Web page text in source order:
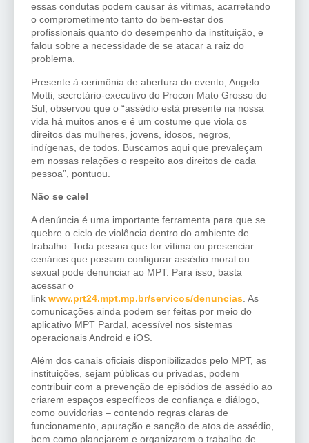
essas condutas podem causar às vítimas, acarretando
o comprometimento tanto do bem-estar dos
profissionais quanto do desempenho da instituição, e
falou sobre a necessidade de se atacar a raiz do
problema.
Presente à cerimônia de abertura do evento, Angelo
Motti, secretário-executivo do Procon Mato Grosso do
Sul, observou que o “assédio está presente na nossa
vida há muitos anos e é um costume que viola os
direitos das mulheres, jovens, idosos, negros,
indígenas, de todos. Buscamos aqui que prevaleçam
em nossas relações o respeito aos direitos de cada
pessoa”, pontuou.
Não se cale!
A denúncia é uma importante ferramenta para que se
quebre o ciclo de violência dentro do ambiente de
trabalho. Toda pessoa que for vítima ou presenciar
cenários que possam configurar assédio moral ou
sexual pode denunciar ao MPT. Para isso, basta
acessar o
link www.prt24.mpt.mp.br/servicos/denuncias . As
comunicações ainda podem ser feitas por meio do
aplicativo MPT Pardal, acessível nos sistemas
operacionais Android e iOS.
Além dos canais oficiais disponibilizados pelo MPT, as
instituições, sejam públicas ou privadas, podem
contribuir com a prevenção de episódios de assédio ao
criarem espaços específicos de confiança e diálogo,
como ouvidorias – contendo regras claras de
funcionamento, apuração e sanção de atos de assédio,
bem como planejarem e organizarem o trabalho de